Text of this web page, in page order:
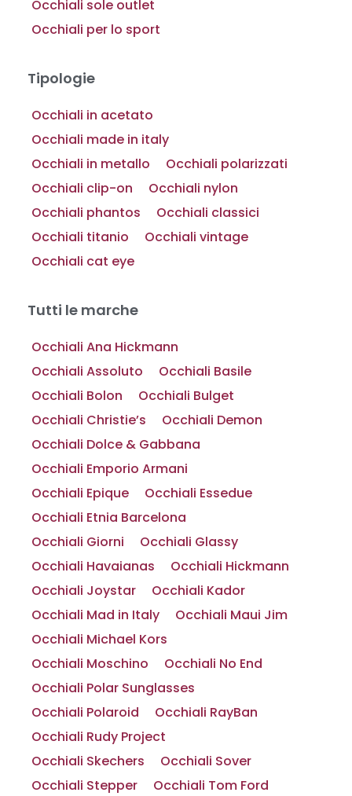
Occhiali sole outlet
Occhiali per lo sport
Tipologie
Occhiali in acetato
Occhiali made in italy
Occhiali in metallo
Occhiali polarizzati
Occhiali clip-on
Occhiali nylon
Occhiali phantos
Occhiali classici
Occhiali titanio
Occhiali vintage
Occhiali cat eye
Tutti le marche
Occhiali Ana Hickmann
Occhiali Assoluto
Occhiali Basile
Occhiali Bolon
Occhiali Bulget
Occhiali Christie’s
Occhiali Demon
Occhiali Dolce & Gabbana
Occhiali Emporio Armani
Occhiali Epique
Occhiali Essedue
Occhiali Etnia Barcelona
Occhiali Giorni
Occhiali Glassy
Occhiali Havaianas
Occhiali Hickmann
Occhiali Joystar
Occhiali Kador
Occhiali Mad in Italy
Occhiali Maui Jim
Occhiali Michael Kors
Occhiali Moschino
Occhiali No End
Occhiali Polar Sunglasses
Occhiali Polaroid
Occhiali RayBan
Occhiali Rudy Project
Occhiali Skechers
Occhiali Sover
Occhiali Stepper
Occhiali Tom Ford